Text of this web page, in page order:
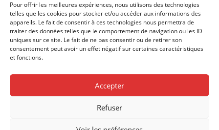
Pour offrir les meilleures expériences, nous utilisons des technologies
telles que les cookies pour stocker et/ou accéder aux informations des
appareils. Le fait de consentir à ces technologies nous permettra de
traiter des données telles que le comportement de navigation ou les ID
uniques sur ce site. Le fait de ne pas consentir ou de retirer son
consentement peut avoir un effet négatif sur certaines caractéristiques
et fonctions.
Accepter
Refuser
Applications / logiciels gratuits
Applications / logiciels payants
Blog
Contact